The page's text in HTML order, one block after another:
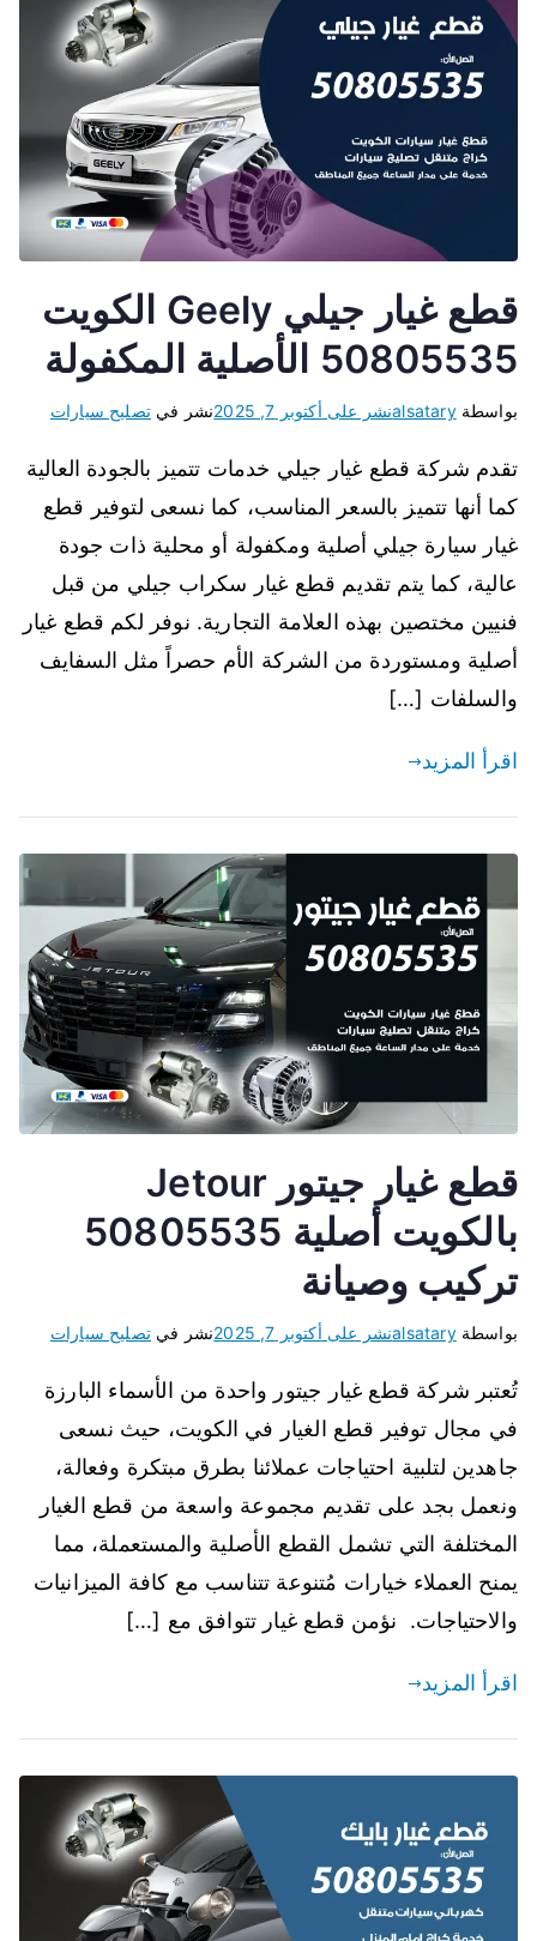
قطع غيار جيلي Geely الكويت
50805535 الأصلية المكفولة
بواسطةalsataryنشر على أكتوبر 7, 2025 نشر في تصليح سيارات
تقدم شركة قطع غيار جيلي خدمات تتميز بالجودة العالية
كما أنها تتميز بالسعر المناسب، كما نسعى لتوفير قطع
غيار سيارة جيلي أصلية ومكفولة أو محلية ذات جودة
عالية، كما يتم تقديم قطع غيار سكراب جيلي من قبل
فنيين مختصين بهذه العلامة التجارية. نوفر لكم قطع غيار
أصلية ومستوردة من الشركة الأم حصراً مثل السفايف
والسلفات […]
اقرأ المزيد
قطع غيار جيتور Jetour
بالكويت أصلية 50805535
تركيب وصيانة
بواسطةalsataryنشر على أكتوبر 7, 2025 نشر في تصليح سيارات
تُعتبر شركة قطع غيار جيتور واحدة من الأسماء البارزة
في مجال توفير قطع الغيار في الكويت، حيث نسعى
جاهدين لتلبية احتياجات عملائنا بطرق مبتكرة وفعالة،
ونعمل بجد على تقديم مجموعة واسعة من قطع الغيار
المختلفة التي تشمل القطع الأصلية والمستعملة، مما
يمنح العملاء خيارات مُتنوعة تتناسب مع كافة الميزانيات
والاحتياجات. نؤمن قطع غيار تتوافق مع […]
اقرأ المزيد